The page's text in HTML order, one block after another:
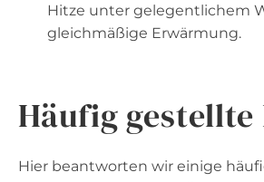
Hitze unter gelegentlichem
gleichmäßige Erwärmung.
Häufig gestellte
Hier beantworten wir einige